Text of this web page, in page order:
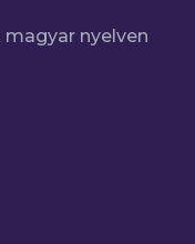
nyelven